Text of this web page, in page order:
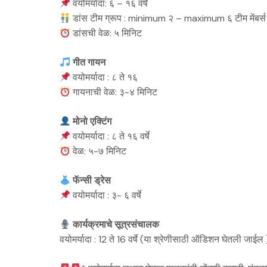
वयोमर्यादा: ६ – १६ वर्षे
डांस टीम ग्रूप : minimum २ – maximum ६ टीम मेंबर्स
डांसची वेळ: ५ मिनिट
गीत गायन
वयोमर्यादा : ८ ते १६
गायनाची वेळ: ३-४ मिनिट
मोनो एक्टिंग
वयोमर्यादा : ८ ते १६ वर्षे
वेळ: ५-७ मिनिट
फॅन्सी ड्रेस
वयोमर्यादा : ३- ६ वर्षे
कार्यक्रमाचे सूत्रसंचालक
वयोमर्यादा : 12 ते 16 वर्षे (या श्रेणीसाठी ऑडिशन घेतली जाईल